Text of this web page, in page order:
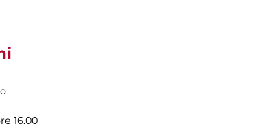
16.00